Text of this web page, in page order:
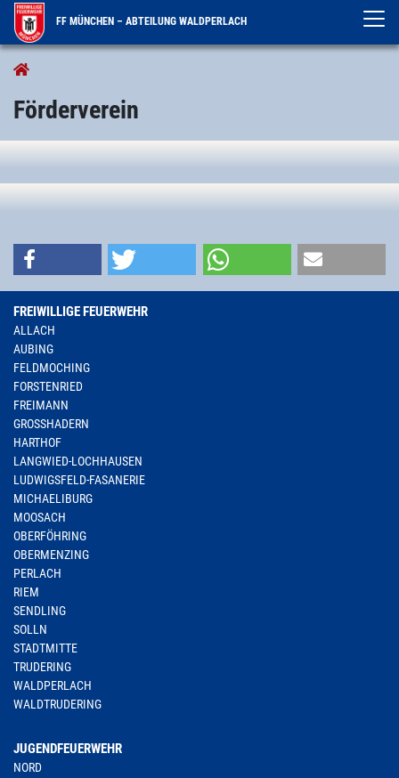
FF MÜNCHEN – ABTEILUNG WALDPERLACH
Förderverein
FREIWILLIGE FEUERWEHR
ALLACH
AUBING
FELDMOCHING
FORSTENRIED
FREIMANN
GROSSHADERN
HARTHOF
LANGWIED-LOCHHAUSEN
LUDWIGSFELD-FASANERIE
MICHAELIBURG
MOOSACH
OBERFÖHRING
OBERMENZING
PERLACH
RIEM
SENDLING
SOLLN
STADTMITTE
TRUDERING
WALDPERLACH
WALDTRUDERING
JUGENDFEUERWEHR
NORD